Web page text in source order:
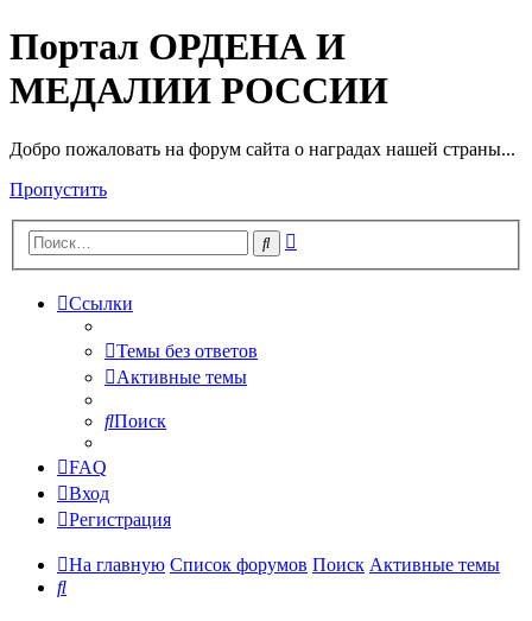
Портал ОРДЕНА И
МЕДАЛИИ РОССИИ
Добро пожаловать на форум сайта о наградах нашей страны...
Пропустить
Поиск
Ссылки
Темы без ответов
Активные темы
Поиск
FAQ
Вход
Регистрация
На главную Список форумов Поиск Активные темы
Поиск